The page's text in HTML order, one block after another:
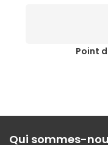
Point
Qui sommes-